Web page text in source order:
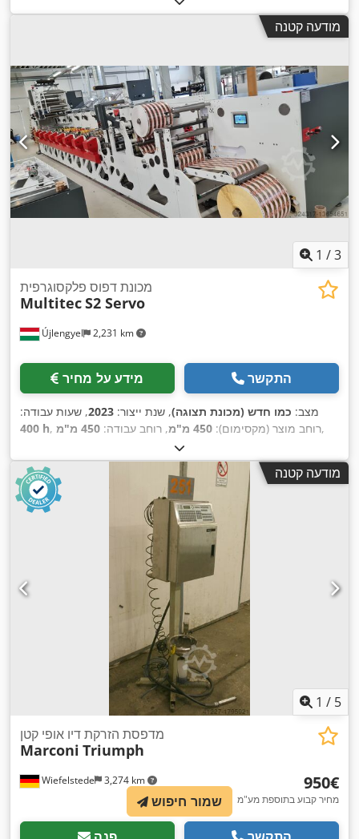
מודעה קטנה
1 /3
Újlengyel 2,231 km
מכונת דפוס פלקסוגרפית
MultitecS2 Servo
מידע על מחיר התקשר
מצב: כמו חדש (מכונת תצוגה), שנת ייצור: 2023, שעות עבודה:
400 h
, רוחב מוצר (מקסימום): 450 מ"מ , רוחב עבודה: 450 מ"מ ,
מודעה קטנה
1 / 5
Wiefelstede 3,274 km
מדפסת הזרקת דיו אופי קטן
Marconi Triumph
‏950 ‏€
מחיר קבוע בתוספת מע"מ שמור חיפוש